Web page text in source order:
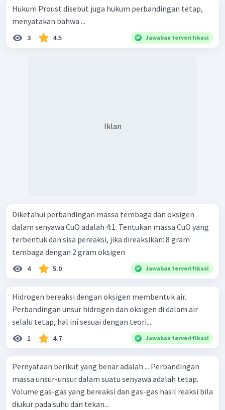
Hukum Proust disebut juga hukum perbandingan tetap,
menyatakan bahwa ...
3 4.5 Jawaban terverifikasi
Iklan
Diketahui perbandingan massa tembaga dan oksigen
dalam senyawa CuO adalah 4:1. Tentukan massa CuO yang
terbentuk dan sisa pereaksi, jika direaksikan: 8 gram
tembaga dengan 2 gram oksigen
4 5.0 Jawaban terverifikasi
Hidrogen bereaksi dengan oksigen membentuk air.
Perbandingan unsur hidrogen dan oksigen di dalam air
selalu tetap, hal ini sesuai dengan teori....
1 4.7 Jawaban terverifikasi
Pernyataan berikut yang benar adalah ... Perbandingan
massa unsur-unsur dalam suatu senyawa adalah tetap.
Volume gas-gas yang bereaksi dan gas-gas hasil reaksi bila
diukur pada suhu dan tekan...